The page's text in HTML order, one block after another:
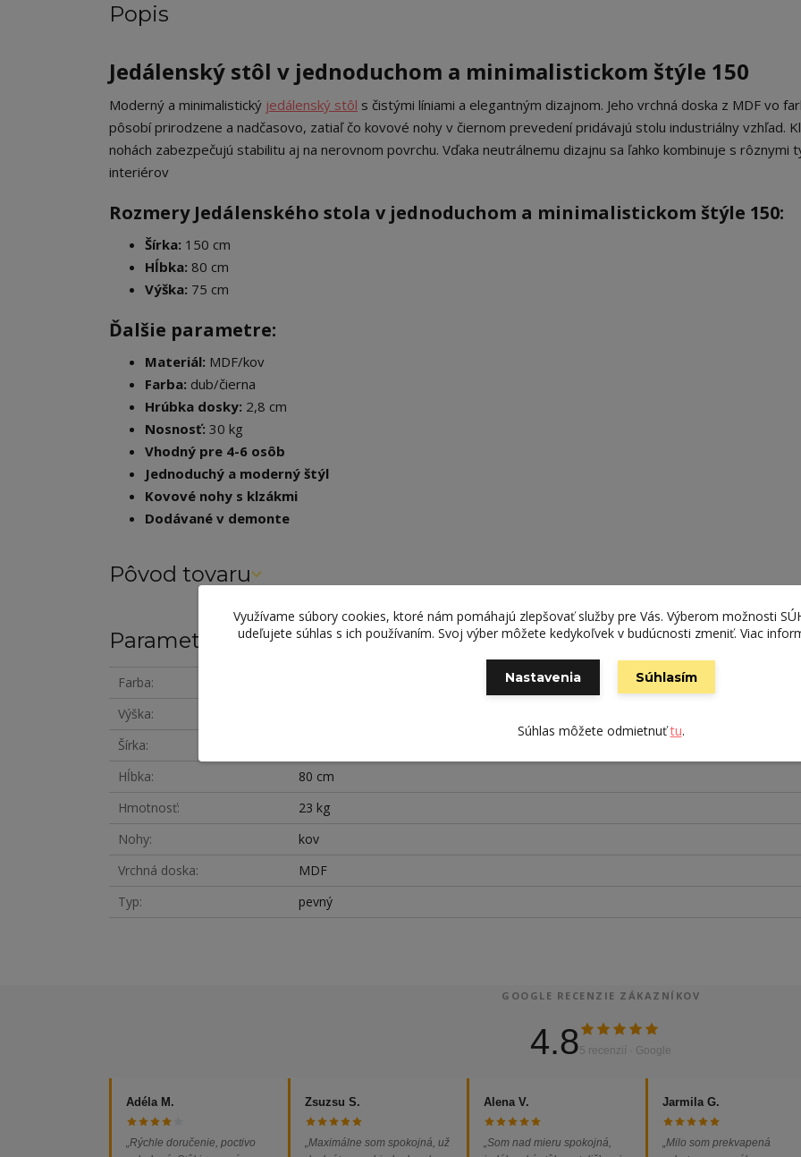
Popis
Jedálenský stôl v jednoduchom a minimalistickom štýle 150
Moderný a minimalistický jedálenský stôl s čistými líniami a elegantným dizajnom. Jeho vrchná doska z MDF vo
pôsobí prirodzene a nadčasovo, zatiaľ čo kovové nohy v čiernom prevedení pridávajú stolu industriálny vzhľad.
nohách zabezpečujú stabilitu aj na nerovnom povrchu. Vďaka neutrálnemu dizajnu sa ľahko kombinuje s rôznymi
interiérov
Rozmery Jedálenského stola v jednoduchom a minimalistickom štýle 150:
Šírka: 150 cm
Hĺbka: 80 cm
Výška: 75 cm
Ďalšie parametre:
Materiál: MDF/kov
Farba: dub/čierna
Hrúbka dosky: 2,8 cm
Nosnosť: 30 kg
Vhodný pre 4-6 osôb
Jednoduchý a moderný štýl
Kovové nohy s klzákmi
Dodávané v demonte
Pôvod tovaru
Parametre
Farba
Výška
Šírka
Hĺbka
80 cm
Hmotnosť
23 kg
Nohy
kov
Vrchná doska
MDF
Typ
pevný
GOOGLE RECENZIE ZÁKAZNÍKOV
4.85 recenzií · Google
Adéla M.
„Rýchle doručenie, poctivo
Zsuzsu S.
„Maximálne som spokojná, už
Alena V.
„Som nad mieru spokojná,
Jarmila G.
„Milo som prekvapená
Využívame súbory cookies, ktoré nám pomáhajú zlepšovať služby pre Vás. Výberom možnosti
udeľujete súhlas s ich používaním. Svoj výber môžete kedykoľvek v budúcnosti zmeniť. Viac
Nastavenia Súhlasím
Súhlas môžete odmietnuťtu.